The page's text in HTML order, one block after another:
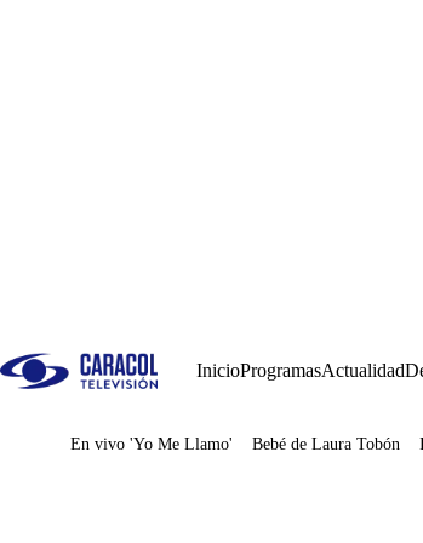
InicioProgramasActualidad
Juegos
En vivo 'Yo Me Llamo' Bebé de Laura Tobón